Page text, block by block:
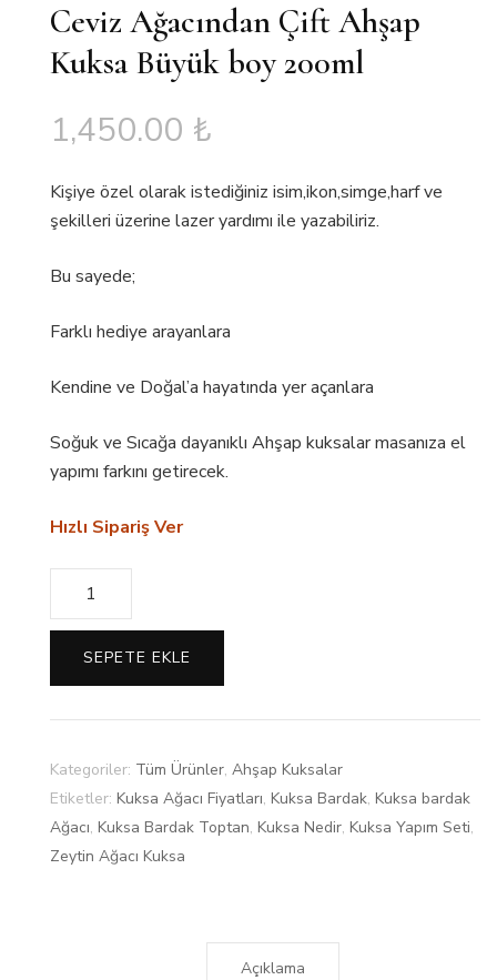
Ceviz Ağacından Çift Ahşap
Kuksa Büyük boy 200ml
1,450.00 ₺
Kişiye özel olarak istediğiniz isim,ikon,simge,harf ve
şekilleri üzerine lazer yardımı ile yazabiliriz.
Bu sayede;
Farklı hediye arayanlara
Kendine ve Doğal’a hayatında yer açanlara
Soğuk ve Sıcağa dayanıklı Ahşap kuksalar masanıza el
yapımı farkını getirecek.
Hızlı Sipariş Ver
Miktar
SEPETE EKLE
Kategoriler: Tüm Ürünler, Ahşap Kuksalar
Etiketler: Kuksa Ağacı Fiyatları, Kuksa Bardak, Kuksa bardak
Ağacı, Kuksa Bardak Toptan, Kuksa Nedir, Kuksa Yapım Seti,
Zeytin Ağacı Kuksa
Açıklama